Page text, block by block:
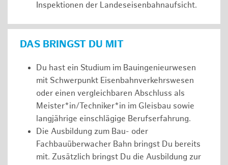
Inspektionen der Landeseisenbahnaufsicht.
DAS BRINGST DU MIT
Du hast ein Studium im Bauingenieurwesen
mit Schwerpunkt Eisenbahnverkehrswesen
oder einen vergleichbaren Abschluss als
Meister*in/Techniker*in im Gleisbau sowie
langjährige einschlägige Berufserfahrung.
Die Ausbildung zum Bau- oder
Fachbauüberwacher Bahn bringst Du bereits
mit. Zusätzlich bringst Du die Ausbildung zur